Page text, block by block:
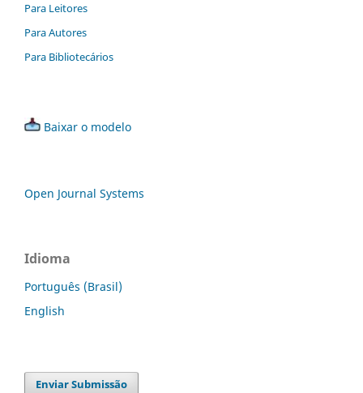
Para Leitores
Para Autores
Para Bibliotecários
Baixar o modelo
Open Journal Systems
Idioma
Português (Brasil)
English
Enviar Submissão